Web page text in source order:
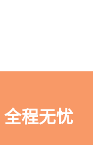
全程无忧